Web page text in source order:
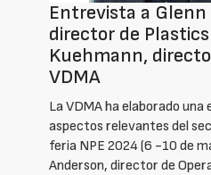
Entrevista a
director de
Kuehmann,
VDMA
La VDMA ha elaborado
aspectos relevantes del
feria NPE 2024 (6 -10 de
Anderson, director de